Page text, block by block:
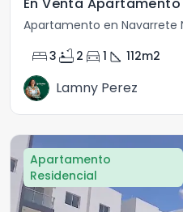
Apartamento en Navarrete
bed3 bathtub 2 directions_car 1 square_foot 112m2
Lamny Perez
Apartamento
Residencial